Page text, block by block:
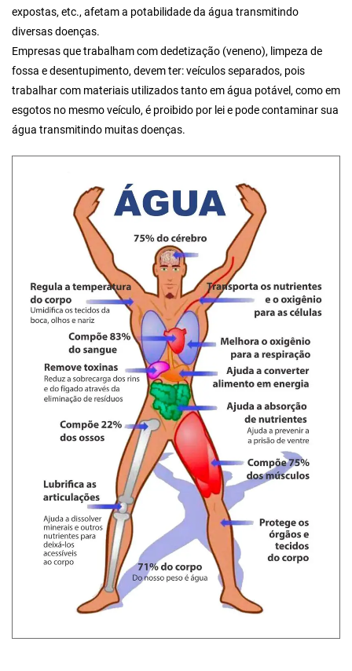
expostas, etc., afetam a potabilidade da água transmitindo
diversas doenças.
Empresas que trabalham com dedetização (veneno), limpeza de
fossa e desentupimento, devem ter: veículos separados, pois
trabalhar com materiais utilizados tanto em água potável, como em
esgotos no mesmo veículo, é proibido por lei e pode contaminar sua
água transmitindo muitas doenças.